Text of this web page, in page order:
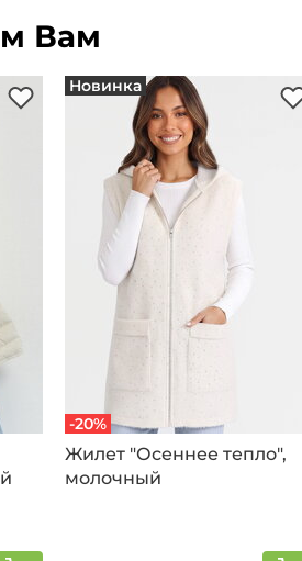
Вам
-20%
Новинка
Жилет "Осеннее тепло",
молочный